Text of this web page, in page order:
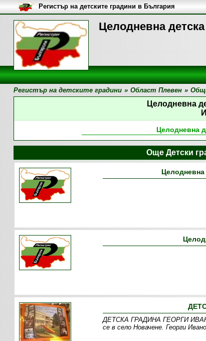
Целодневна
Регистър на детските градини в България
Регистър на детските градини » Област Плевен »
Целодневна
Целодневна
Още Детски
ДЕТСКА ГРАДИНА ГЕОРГИ
се в село Новачене. Георги